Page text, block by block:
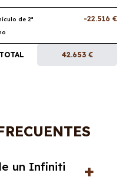
de 2ª
-22.516 €
42.653 €
un Infiniti